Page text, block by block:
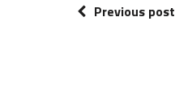
Previous post